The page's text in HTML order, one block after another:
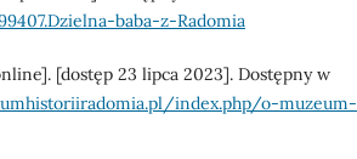
baba-z-Radomia
[dostęp 23 lipca 2023]. Dostępny w
index.php/o-muzeum-